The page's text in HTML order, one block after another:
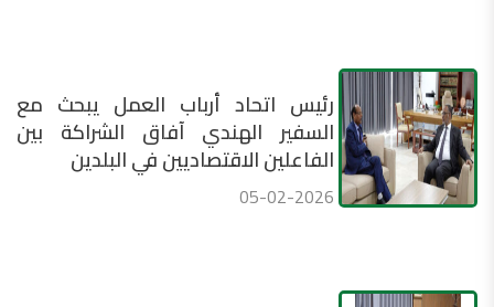
رئيس اتحاد أرباب العمل يبحث مع
السفير الهندي آفاق الشراكة بين
الفاعلين الاقتصاديين في البلدين
05-02-2026